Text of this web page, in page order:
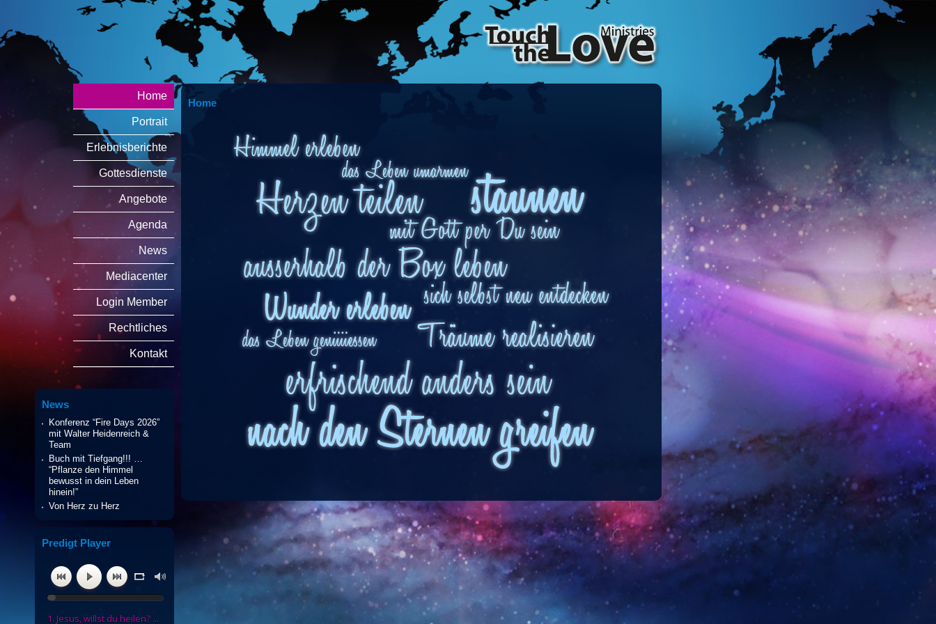
Home
Home
Portrait
Erlebnisberichte
Gottesdienste
Angebote
Agenda
News
Mediacenter
Login Member
Rechtliches
Kontakt
News
Konferenz “Fire Days 2026”
mit Walter Heidenreich &
Team
Buch mit Tiefgang!!! …
“Pflanze den Himmel
bewusst in dein Leben
hinein!”
Von Herz zu Herz
Predigt Player
1. Jesus, willst du heilen? ...